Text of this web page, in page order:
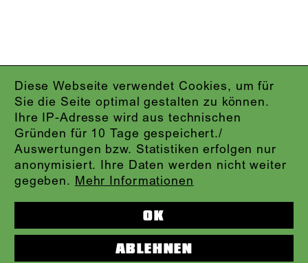
Diese Webseite verwendet Cookies, um für
Sie die Seite optimal gestalten zu können.
Ihre IP-Adresse wird aus technischen
Gründen für 10 Tage gespeichert./
Auswertungen bzw. Statistiken erfolgen nur
anonymisiert. Ihre Daten werden nicht weiter
gegeben. Mehr Informationen
OK
ABLEHNEN
IMPRESSUM
DATENSCHUTZ
AGB
KONTAKT
ABO-LOGIN
PRESSE
KARTENTELEFON:069.212.49.49.4